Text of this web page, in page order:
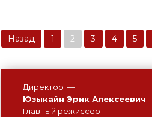
Пагинация
Назад 1 2 3 4 5
Директор —
Юзыкайн Эрик Алексеевич
Главный режиссер —